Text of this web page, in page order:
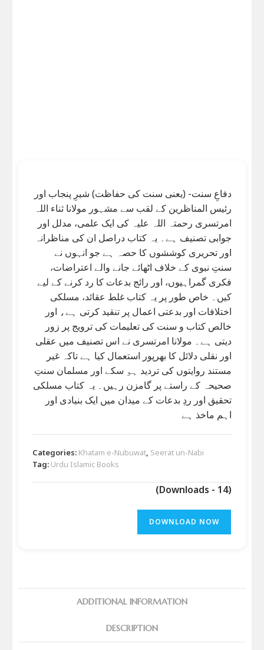
دفاعِ سنت- (یعنی سنت کی حفاظت) شیرِ پنجاب اور
رئیس المناظرین کے لقب سے مشہور مولانا ثناء اللہ
امرتسری رحمتہ اللہ علیہ کی ایک علمی، مدلل اور
جوابی تصنیف ہے۔ یہ کتاب دراصل ان کی مناظرانہ
اور تحریری کوششوں کا حصہ ہے جو انہوں نے
سنتِ نبوی کے خلاف اٹھائے جانے والے اعتراضات،
فکری گمراہیوں، اور رائج بدعات کا رد کرنے کے لیے
کیں۔ خاص طور پر یہ کتاب غلط عقائد، مسلکی
اختلافات اور بدعتی اعمال پر تنقید کرتی ہے، اور
خالص کتاب و سنت کی تعلیمات کی ترویج پر زور
دیتی ہے۔ مولانا امرتسری نے اس تصنیف میں عقلی
اور نقلی دلائل کا بھرپور استعمال کیا ہے تاکہ غیر
مستند روایتوں کی تردید ہو سکے اور مسلمان سنتِ
صحیحہ کے راستے پر گامزن رہیں۔ یہ کتاب مسلکی
تحقیق اور ردِ بدعات کے میدان میں ایک بنیادی اور
اہم ماخذ ہے
Categories: Khatam e-Nubuwat, Seerat un-Nabi
Tag: Urdu Islamic Books
(Downloads - 14)
DOWNLOAD NOW
ADDITIONAL INFORMATION
DESCRIPTION